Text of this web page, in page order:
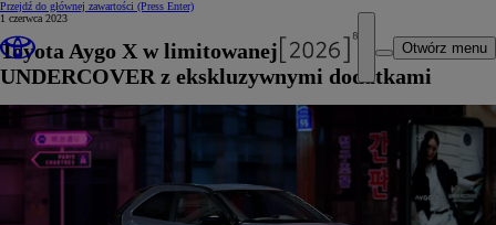
Przejdź do głównej zawartości (Press Enter)
Otwórz menu
1 czerwca 2023
Toyota Aygo X w limitowanej wersji
UNDERCOVER z ekskluzywnymi dodatkami